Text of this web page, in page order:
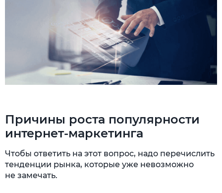
Причины роста популярности
интернет-маркетинга
Чтобы ответить на этот вопрос, надо перечислить
тенденции рынка, которые уже невозможно
не замечать.